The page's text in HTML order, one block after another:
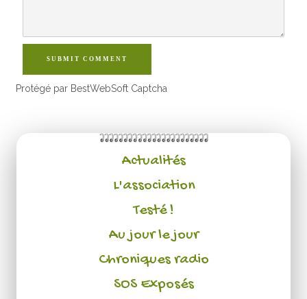
SUBMIT COMMENT
Protégé par BestWebSoft Captcha
Actualités
L'association
Testé !
Au jour le jour
Chroniques radio
SOS Exposés